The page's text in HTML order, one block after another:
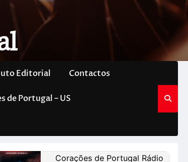
Editorial Contactos
de Portugal – US